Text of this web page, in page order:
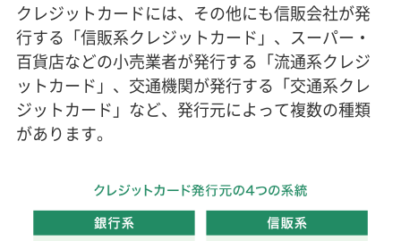
クレジットカードには、その他にも信販会社が発
行する「信販系クレジットカード」、スーパー・
百貨店などの小売業者が発行する「流通系クレジ
ットカード」、交通機関が発行する「交通系クレ
ジットカード」など、発行元によって複数の種類
があります。